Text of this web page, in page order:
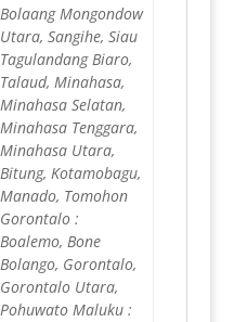
Bolaang Mongondow
Utara, Sangihe, Siau
Tagulandang Biaro,
Talaud, Minahasa,
Minahasa Selatan,
Minahasa Tenggara,
Minahasa Utara,
Bitung, Kotamobagu,
Manado, Tomohon
Gorontalo :
Boalemo, Bone
Bolango, Gorontalo,
Gorontalo Utara,
Pohuwato Maluku :